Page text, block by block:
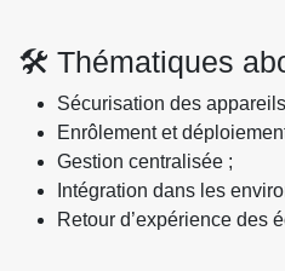
🛠️ Thématiques
Sécurisation des
Enrôlement et
Gestion centralisée ;
Intégration dans les
Retour d’expérience des